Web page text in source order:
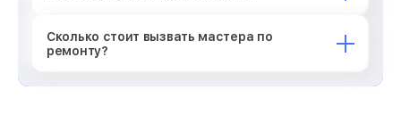
Сколько стоит вызвать мастера по
ремонту?